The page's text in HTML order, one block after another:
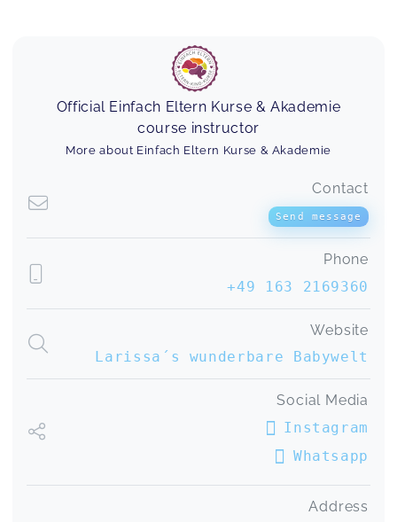
Official Einfach Eltern Kurse & Akademie
course instructor
More about Einfach Eltern Kurse & Akademie
Contact
Send message
Phone
+49 163 2169360
Website
Larissa´s wunderbare Babywelt
Social Media
Instagram
Whatsapp
Address